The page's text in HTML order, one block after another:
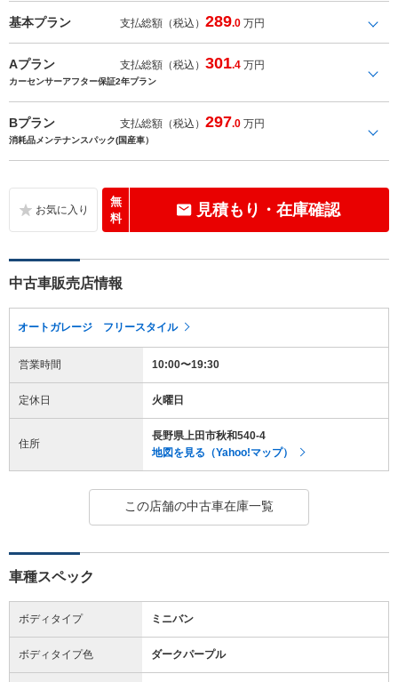
基本プラン 支払総額（税込）289.0 万円
Aプラン 支払総額（税込）301.4 万円
カーセンサーアフター保証2年プラン
Bプラン 支払総額（税込）297.0 万円
消耗品メンテナンスパック(国産車）
無
料
見積もり・在庫確認
中古車販売店情報
オートガレージ フリースタイル
営業時間 10:00〜19:30
定休日 火曜日
住所
長野県上田市秋和540-4
地図を見る（Yahoo!マップ）
この店舗の中古車在庫一覧
車種スペック
ボディタイプ ミニバン
ボディタイプ色 ダークパープル